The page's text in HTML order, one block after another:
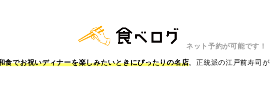
ネット予約が可能です！
食でお祝いディナーを楽しみたいときにぴったりの名店。正統派の江戸前寿司が